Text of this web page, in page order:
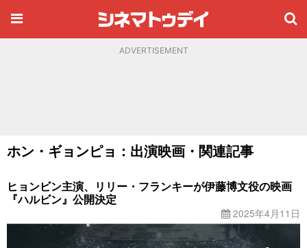
ADVERTISEMENT
ホン・ギョンピョ：出演映画・関連記事
ヒョンビン主演、リリー・フランキーが伊藤博文役の映画
『ハルビン』公開決定
2025年4月11日